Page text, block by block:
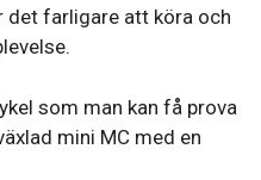
det farligare att köra och
som man kan få prova
mini MC med en